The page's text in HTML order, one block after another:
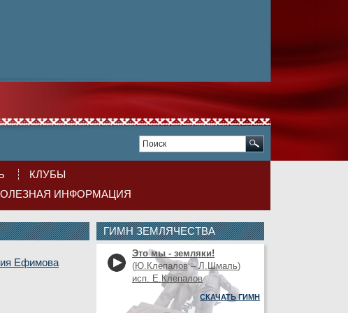
КЛУБЫ
ИНФОРМАЦИЯ
ГИМН ЗЕМЛЯЧЕСТВА
Это мы - земляки!
(Ю.Клепалов–Л.Шмаль)
исп. Е.Клепалов
СКАЧАТЬ ГИМН
Ефимова